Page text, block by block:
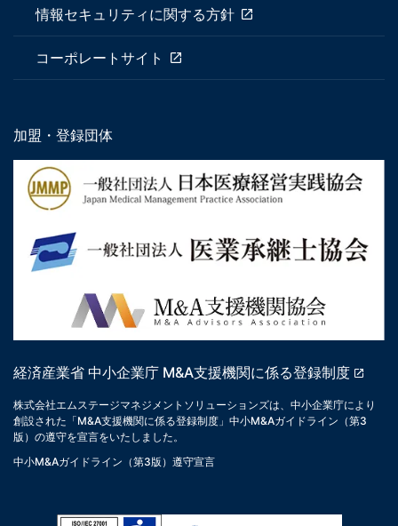
情報セキュリティに関する方針
コーポレートサイト
加盟・登録団体
経済産業省 中小企業庁 M&A支援機関に係る登録制度
株式会社エムステージマネジメントソリューションズは、中小企業庁により
創設された「M&A支援機関に係る登録制度」中小M&Aガイドライン（第3
版）の遵守を宣言をいたしました。
中小M&Aガイドライン（第3版）遵守宣言